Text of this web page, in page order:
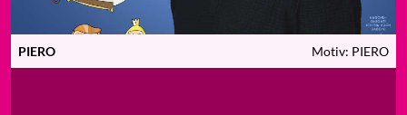
PIERO Motiv: PIERO